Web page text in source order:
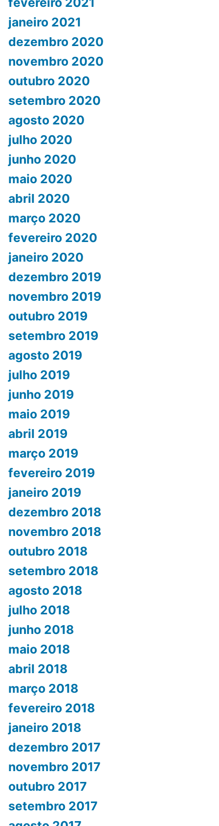
janeiro 2021
dezembro 2020
novembro 2020
outubro 2020
setembro 2020
agosto 2020
julho 2020
junho 2020
maio 2020
abril 2020
março 2020
fevereiro 2020
janeiro 2020
dezembro 2019
novembro 2019
outubro 2019
setembro 2019
agosto 2019
julho 2019
junho 2019
maio 2019
abril 2019
março 2019
fevereiro 2019
janeiro 2019
dezembro 2018
novembro 2018
outubro 2018
setembro 2018
agosto 2018
julho 2018
junho 2018
maio 2018
abril 2018
março 2018
fevereiro 2018
janeiro 2018
dezembro 2017
novembro 2017
outubro 2017
setembro 2017